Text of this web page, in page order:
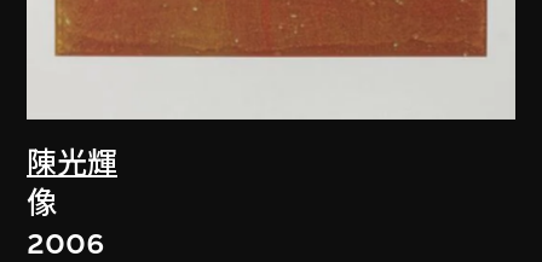
陳光輝
像
2006